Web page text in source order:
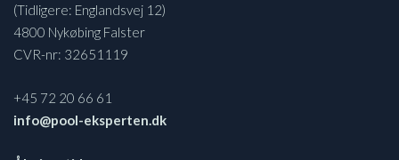
(Tidligere: Englandsvej 12)
4800 Nykøbing Falster
CVR-nr: 32651119
+45 72 20 66 61
info@pool-eksperten.dk